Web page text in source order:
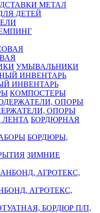
МЕТАЛ
ДЕТЕЙ
УМЫВАЛЬНИКИ
ИНВЕНТАРЬ
КОМПОСТЕРЫ
ОПОРЫ
БОРДЮРНАЯ
БОРДЮРЫ,
ЗИМНИЕ
АГРОТЕКС,